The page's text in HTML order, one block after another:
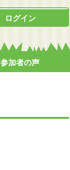
ログイン
参加者の声